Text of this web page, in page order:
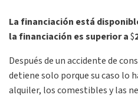
La financiación está
la financiación es superior a$
Después de un accidente de
detiene solo porque su caso lo
alquiler, los comestibles y las